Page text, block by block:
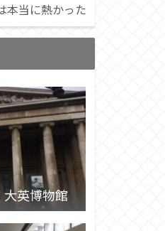
当に熱かった
英博物館